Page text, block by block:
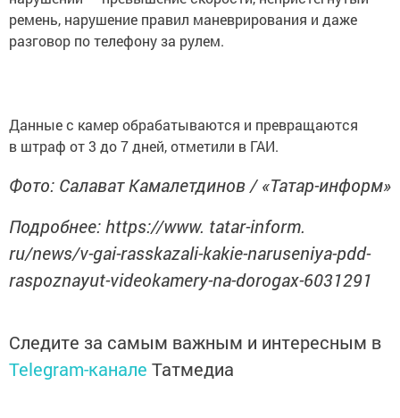
ремень, нарушение правил маневрирования и даже
разговор по телефону за рулем.
Данные с камер обрабатываются и превращаются
в штраф от 3 до 7 дней, отметили в ГАИ.
Фото: Салават Камалетдинов / «Татар-информ»
Подробнее: https://www. tatar-inform.
ru/news/v-gai-rasskazali-kakie-naruseniya-pdd-
raspoznayut-videokamery-na-dorogax-6031291
Следите за самым важным и интересным в
Telegram-канале Татмедиа